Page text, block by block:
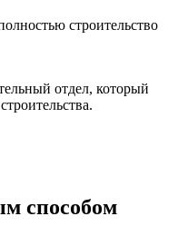
строительство
отдел, который
способом